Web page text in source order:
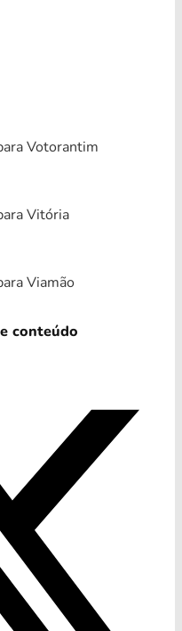
Votorantim
Vitória
Viamão
conteúdo